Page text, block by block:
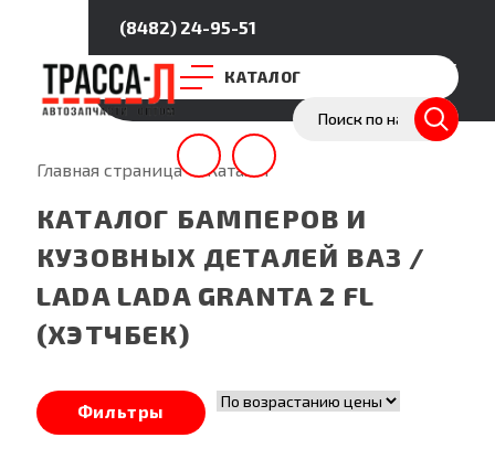
(8482) 24-95-51
Покупателям О нас
КАТАЛОГ
Главная страница—Каталог
КАТАЛОГ БАМПЕРОВ И
КУЗОВНЫХ ДЕТАЛЕЙ ВАЗ /
LADA LADA GRANTA 2 FL
(ХЭТЧБЕК)
Фильтры